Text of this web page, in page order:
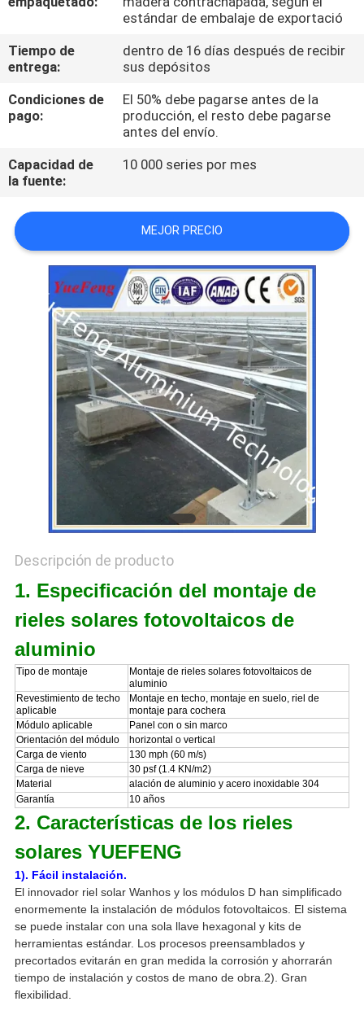
CONTÁCTENOS
NOTICIAS
SOLICITAR
UNA
COTIZACIÓN
MAPA
DEL
SITIO
PRIVACY
POLICY
estándar de embalaje de exportació
Tiempo de
entrega:
dentro de 16 días después de recibir
sus depósitos
Condiciones de
pago:
El 50% debe pagarse antes de la
producción, el resto debe pagarse
antes del envío.
Capacidad de
la fuente:
10 000 series por mes
MEJOR PRECIO
Descripción de producto
1. Especificación del montaje de
rieles solares fotovoltaicos de
aluminio
Tipo de montaje
Montaje de rieles solares fotovoltaicos de
aluminio
Revestimiento de techo
aplicable
Montaje en techo, montaje en suelo, riel de
montaje para cochera
Módulo aplicable
Panel con o sin marco
Orientación del módulo
horizontal o vertical
Carga de viento
130 mph (60 m/s)
Carga de nieve
30 psf (1.4 KN/m2)
Material
alación de aluminio y acero inoxidable 304
Garantía
10 años
2. Características de los rieles
solares YUEFENG
1). Fácil instalación.
El innovador riel solar Wanhos y los módulos D han simplificado
enormemente la instalación de módulos fotovoltaicos. El sistema
se puede instalar con una sola llave hexagonal y kits de
herramientas estándar. Los procesos preensamblados y
precortados evitarán en gran medida la corrosión y ahorrarán
tiempo de instalación y costos de mano de obra.2). Gran
flexibilidad.